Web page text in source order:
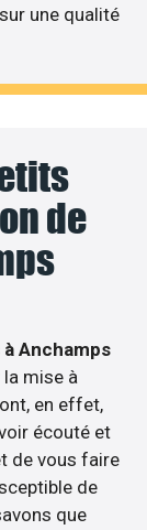
une qualité
de
Anchamps
mise à
en effet,
écouté et
de vous faire
de
que